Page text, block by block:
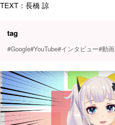
TEXT：長橋 諒
tag
#Google#YouTube#インタビュー#動画